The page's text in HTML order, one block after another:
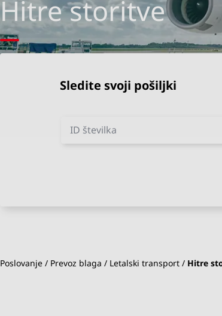
Hitre storitve
Sledite svoji pošiljki
ID številka
Poslovanje Prevoz blaga Letalski transport Hitre